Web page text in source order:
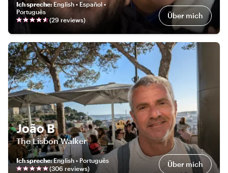
Ich spreche:English • Español •
Português
(29 reviews) Über mich
João B
The Lisbon Walker
Ich spreche:English • Português
(306 reviews) Über mich